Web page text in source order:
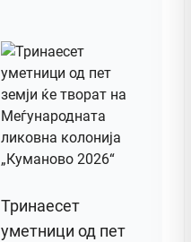
Тринаесет
уметници од пет